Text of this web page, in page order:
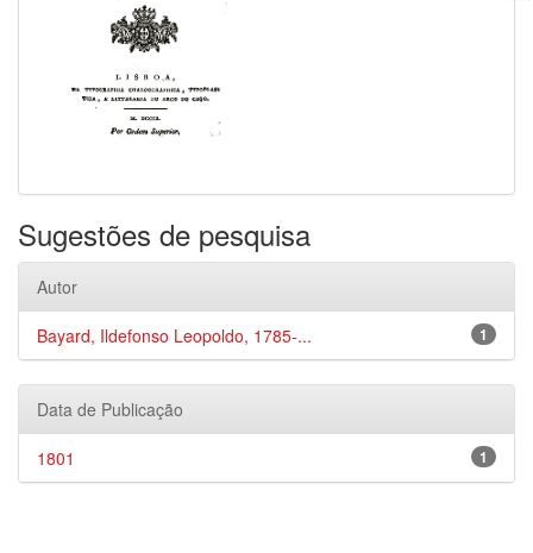
Sugestões de pesquisa
Autor
1
Bayard, Ildefonso Leopoldo, 1785-...
Data de Publicação
1
1801